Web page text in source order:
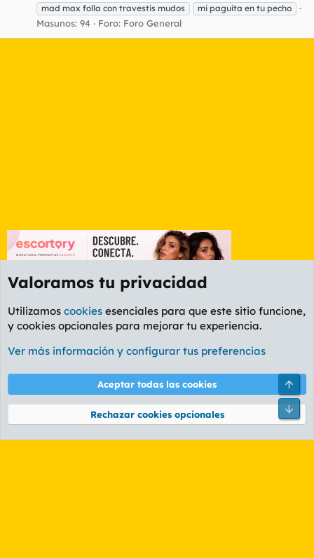
mad max folla con travestis mudos
mi paguita en tu pecho
Masunos: 94 Foro: Foro General
Etiquetas
Cookies
PL OLDSTYLE AMARILLO
Términos y reglas Política de privacidad Ayuda
Community platform by XenForo® © 2010-2026 XenForo Ltd.
Valoramos tu privacidad
Utilizamos cookies esenciales para que este sitio funcione,
y cookies opcionales para mejorar tu experiencia.
Ver más información y configurar tus preferencias
Aceptar todas las cookies
Rechazar cookies opcionales
Pie